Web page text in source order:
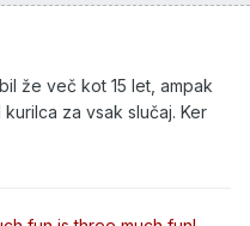
že več kot 15 let, ampak
za vsak slučaj. Ker